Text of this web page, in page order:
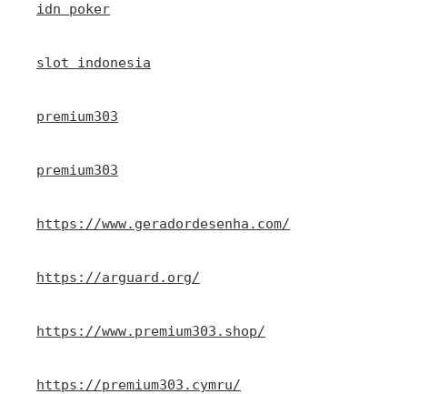
idn poker
slot indonesia
premium303
premium303
https://www.geradordesenha.com/
https://arguard.org/
https://www.premium303.shop/
https://premium303.cymru/